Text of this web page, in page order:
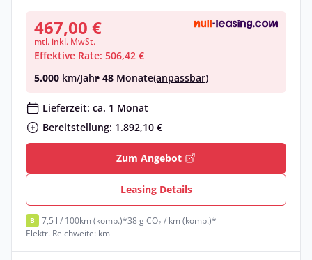
467,00 €
mtl. inkl. MwSt.
Effektive Rate: 506,42 €
5.000 km/Jahr• 48 Monate(anpassbar)
Lieferzeit: ca. 1 Monat
Bereitstellung: 1.892,10 €
Zum Angebot
Leasing Details
B 7,5 l / 100km (komb.)*38 g CO₂ / km (komb.)*
Elektr. Reichweite: km